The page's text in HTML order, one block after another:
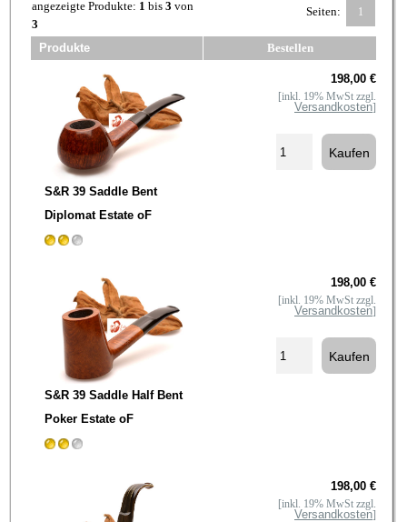
angezeigte Produkte: 1 bis 3 von
3
Seiten: 1
Produkte Bestellen
S&R 39 Saddle Bent
Diplomat Estate oF
198,00 €
[inkl. 19% MwSt zzgl.
Versandkosten]
S&R 39 Saddle Half Bent
Poker Estate oF
198,00 €
[inkl. 19% MwSt zzgl.
Versandkosten]
198,00 €
[inkl. 19% MwSt zzgl.
Versandkosten]